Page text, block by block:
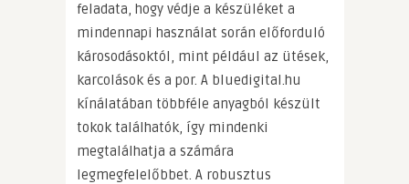
feladata, hogy védje a készüléket a
mindennapi használat során előforduló
károsodásoktól, mint például az ütések,
karcolások és a por. A bluedigital.hu
kínálatában többféle anyagból készült
tokok találhatók, így mindenki
megtalálhatja a számára
legmegfelelőbbet. A robusztus